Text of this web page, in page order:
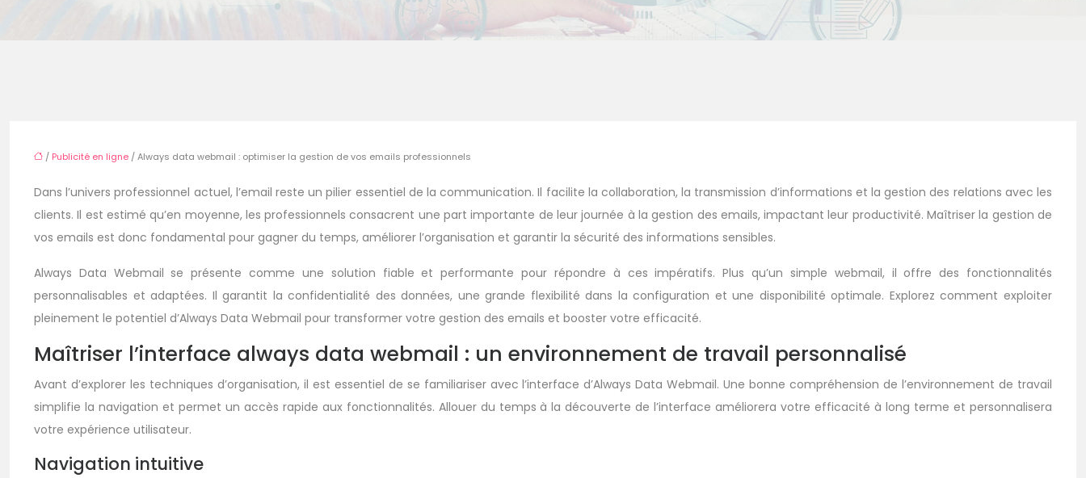
/ Publicité en ligne / Always data webmail : optimiser la gestion de vos emails professionnels
Dans l’univers professionnel actuel, l’email reste un pilier essentiel de la communication. Il facilite la collaboration, la transmission d’informations et la gestion des relations avec les
clients. Il est estimé qu’en moyenne, les professionnels consacrent une part importante de leur journée à la gestion des emails, impactant leur productivité. Maîtriser la gestion de
vos emails est donc fondamental pour gagner du temps, améliorer l’organisation et garantir la sécurité des informations sensibles.
Always Data Webmail se présente comme une solution fiable et performante pour répondre à ces impératifs. Plus qu’un simple webmail, il offre des fonctionnalités
personnalisables et adaptées. Il garantit la confidentialité des données, une grande flexibilité dans la configuration et une disponibilité optimale. Explorez comment exploiter
pleinement le potentiel d’Always Data Webmail pour transformer votre gestion des emails et booster votre efficacité.
Maîtriser l’interface always data webmail : un environnement de travail personnalisé
Avant d’explorer les techniques d’organisation, il est essentiel de se familiariser avec l’interface d’Always Data Webmail. Une bonne compréhension de l’environnement de travail
simplifie la navigation et permet un accès rapide aux fonctionnalités. Allouer du temps à la découverte de l’interface améliorera votre efficacité à long terme et personnalisera
votre expérience utilisateur.
Navigation intuitive